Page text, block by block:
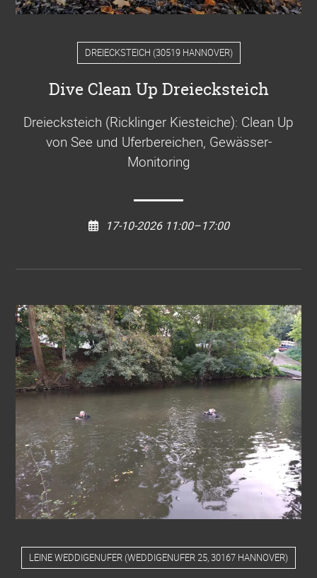
DREIECKSTEICH (30519 HANNOVER)
Dive Clean Up Dreiecksteich
Dreiecksteich (Ricklinger Kiesteiche): Clean Up
von See und Uferbereichen, Gewässer-
Monitoring
17-10-2026 11:00–17:00
LEINE WEDDIGENUFER (WEDDIGENUFER 25, 30167 HANNOVER)